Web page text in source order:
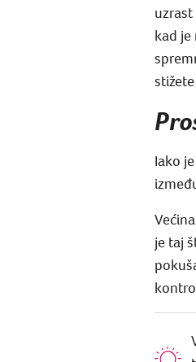
kad
Iako
je taj